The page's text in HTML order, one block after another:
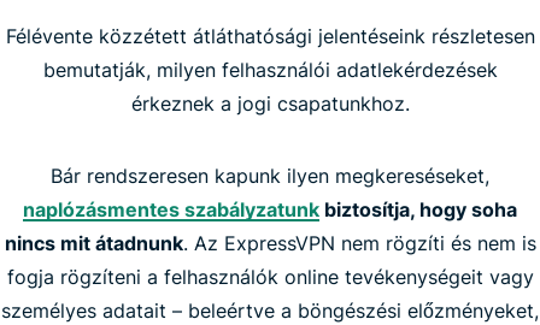
Félévente közzétett átláthatósági jelentéseink részletesen
bemutatják, milyen felhasználói adatlekérdezések
érkeznek a jogi csapatunkhoz.
Bár rendszeresen kapunk ilyen megkereséseket,
naplózásmentes szabályzatunk biztosítja, hogy soha
nincs mit átadnunk. Az ExpressVPN nem rögzíti és nem is
fogja rögzíteni a felhasználók online tevékenységeit vagy
személyes adatait – beleértve a böngészési előzményeket,